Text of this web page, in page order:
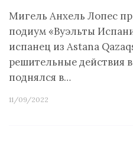
Мигель Анхель Лопес
подиум «Вуэльты
испанец из Astana
решительные действия
поднялся в…
11/09/2022